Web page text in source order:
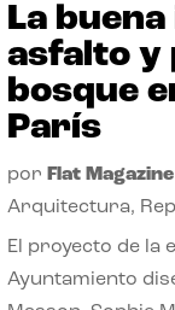
La
asfalto y
bosque
París
por Flat Magazine
Arquitectura,
El proyecto de la
Ayuntamiento